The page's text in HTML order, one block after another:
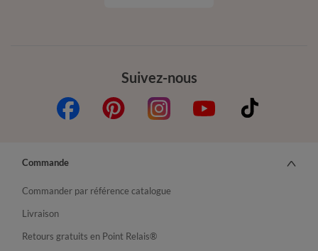
Suivez-nous
Commande
Commander par référence catalogue
Livraison
Retours gratuits en Point Relais®